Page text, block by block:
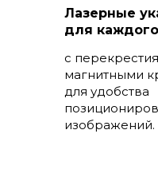
Лазерные
для
с
магнитными
для удобства
изображений.